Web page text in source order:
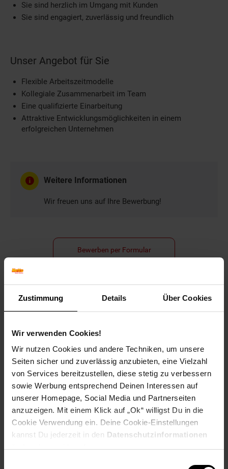
Zustimmung Details Über Cookies
Wir verwenden Cookies!
Wir nutzen Cookies und andere Techniken, um unsere
Seiten sicher und zuverlässig anzubieten, eine Vielzahl
von Services bereitzustellen, diese stetig zu verbessern
sowie Werbung entsprechend Deinen Interessen auf
unserer Homepage, Social Media und Partnerseiten
anzuzeigen. Mit einem Klick auf „Ok“ willigst Du in die
Cookie Verwendung ein. Deine Cookie-Einstellungen
kannst Du jederzeit in den Datenschutzinformationen
Sie sind herzlich im Umgang mit Kunden
Sie sind engagiert, zuverlässig und freundlich
Unser Angebot für Sie
Flexible Arbeitszeitmodelle
Kollegiale Zusammenarbeit im Team
Eine qualifizierte Einarbeitung
Attraktive Entwicklungsmöglichkeiten in einem
erfolgreichen Unternehmen
Weitere Informationen
Wir freuen uns auf Ihre Bewerbung!
Bewerben per Formular
Hinweis: Aus Gründen der leichteren Lesbarkeit verwenden
wir im Textverlauf die männliche Form der Anrede.
Selbstverständlich sind bei Netto Menschen jeder
Geschlechtsidentität willkommen.
Fußzeile
Weitere Online-Angebote